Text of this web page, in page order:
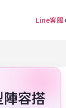
Line客服
陣容搭